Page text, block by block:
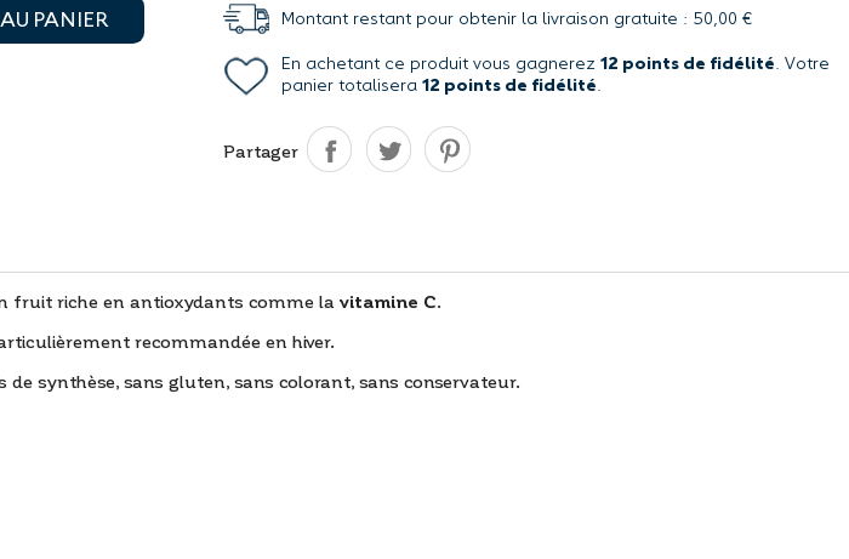
PANIER Montant restant pour obtenir la livraison gratuite : 50,00 €
En achetant ce produit vous gagnerez12 points de fidélité. Votre
panier totalisera12 points de fidélité.
Partager
fruit riche en antioxydants comme la vitamine C.
recommandée en hiver.
de synthèse, sans gluten, sans colorant, sans conservateur.